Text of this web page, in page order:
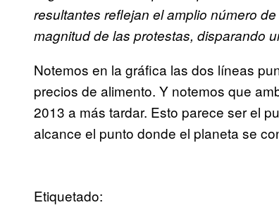
resultantes reflejan el amplio número
magnitud de las protestas, disparando
Notemos en la gráfica las dos líneas
precios de alimento. Y notemos que
2013 a más tardar. Esto parece ser el
alcance el punto donde el planeta se
Etiquetado: